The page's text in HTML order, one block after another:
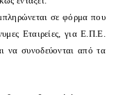
σε φόρμα που
Εταιρείες, για Ε.Π.Ε.
να συνοδεύονται από τα